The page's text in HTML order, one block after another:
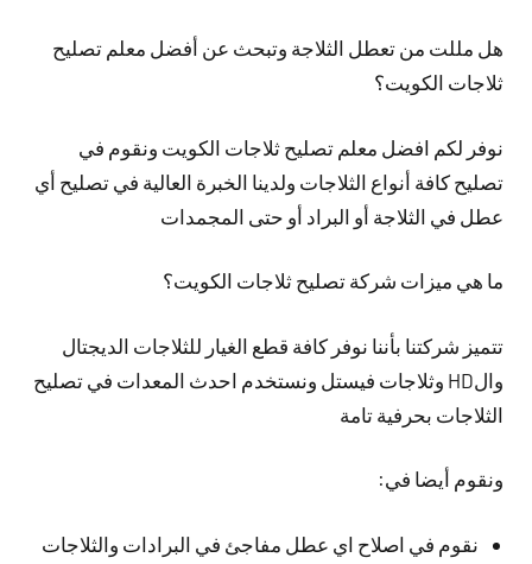
هل مللت من تعطل الثلاجة وتبحث عن أفضل معلم تصليح
ثلاجات الكويت؟
نوفر لكم افضل معلم تصليح ثلاجات الكويت ونقوم في
تصليح كافة أنواع الثلاجات ولدينا الخبرة العالية في تصليح أي
عطل في الثلاجة أو البراد أو حتى المجمدات
ما هي ميزات شركة تصليح ثلاجات الكويت؟
تتميز شركتنا بأننا نوفر كافة قطع الغيار للثلاجات الديجتال
والHD وثلاجات فيستل ونستخدم احدث المعدات في تصليح
الثلاجات بحرفية تامة
ونقوم أيضا في:
نقوم في اصلاح اي عطل مفاجئ في البرادات والثلاجات